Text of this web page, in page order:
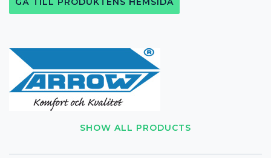
SHOW ALL PRODUCTS